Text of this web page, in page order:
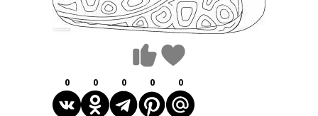
0 0 0 0 0